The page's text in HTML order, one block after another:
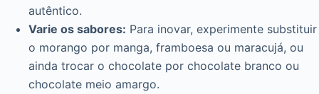
autêntico.
Varie os sabores: Para inovar, experimente substituir
o morango por manga, framboesa ou maracujá, ou
ainda trocar o chocolate por chocolate branco ou
chocolate meio amargo.